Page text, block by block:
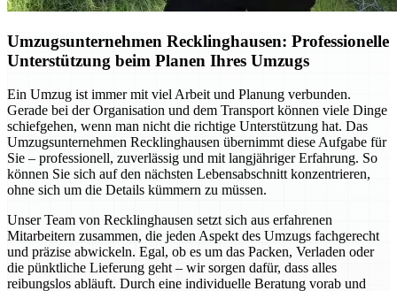
Umzugsunternehmen Recklinghausen: Professionelle
Unterstützung beim Planen Ihres Umzugs
Ein Umzug ist immer mit viel Arbeit und Planung verbunden.
Gerade bei der Organisation und dem Transport können viele Dinge
schiefgehen, wenn man nicht die richtige Unterstützung hat. Das
Umzugsunternehmen Recklinghausen übernimmt diese Aufgabe für
Sie – professionell, zuverlässig und mit langjähriger Erfahrung. So
können Sie sich auf den nächsten Lebensabschnitt konzentrieren,
ohne sich um die Details kümmern zu müssen.
Unser Team von Recklinghausen setzt sich aus erfahrenen
Mitarbeitern zusammen, die jeden Aspekt des Umzugs fachgerecht
und präzise abwickeln. Egal, ob es um das Packen, Verladen oder
die pünktliche Lieferung geht – wir sorgen dafür, dass alles
reibungslos abläuft. Durch eine individuelle Beratung vorab und